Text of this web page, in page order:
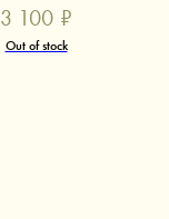
3 100 ₽
Out of stock